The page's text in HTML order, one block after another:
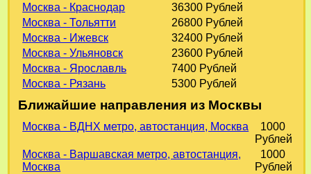
Москва - Краснодар
36300 Рублей
Москва - Тольятти
26800 Рублей
Москва - Ижевск
32400 Рублей
Москва - Ульяновск
23600 Рублей
Москва - Ярославль
7400 Рублей
Москва - Рязань
5300 Рублей
Ближайшие направления из Москвы
Москва - ВДНХ метро, автостанция, Москва
1000
Рублей
Москва - Варшавская метро, автостанция,
Москва
1000
Рублей